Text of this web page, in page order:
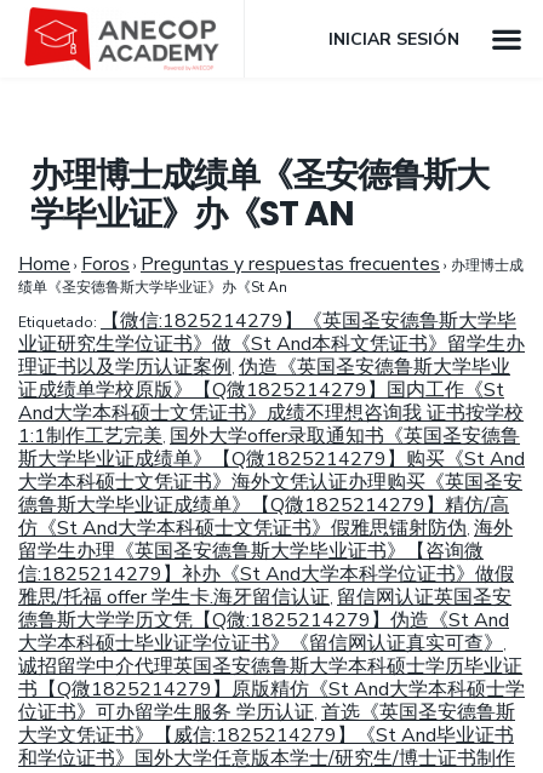
INICIAR SESIÓN
办理博士成绩单《圣安德鲁斯大
学毕业证》办《ST AN
Home › Foros › Preguntas y respuestas frecuentes › 办理博士成
绩单《圣安德鲁斯大学毕业证》办《St An
Etiquetado:
【微信:1825214279】《英国圣安德鲁斯大学毕
业证研究生学位证书》做《St And本科文凭证书》留学生办
理证书以及学历认证案例, 伪造《英国圣安德鲁斯大学毕业
证成绩单学校原版》【Q微1825214279】国内工作《St
And大学本科硕士文凭证书》成绩不理想咨询我 证书按学校
1:1制作工艺完美, 国外大学offer录取通知书《英国圣安德鲁
斯大学毕业证成绩单》【Q微1825214279】购买《St And
大学本科硕士文凭证书》海外文凭认证办理购买《英国圣安
德鲁斯大学毕业证成绩单》【Q微1825214279】精仿/高
仿《St And大学本科硕士文凭证书》假雅思镭射防伪, 海外
留学生办理《英国圣安德鲁斯大学毕业证书》【咨询微
信:1825214279】补办《St And大学本科学位证书》做假
雅思/托福 offer 学生卡.海牙留信认证, 留信网认证英国圣安
德鲁斯大学学历文凭【Q微:1825214279】伪造《St And
大学本科硕士毕业证学位证书》《留信网认证真实可查》
,
诚招留学中介代理英国圣安德鲁斯大学本科硕士学历毕业证
书【Q微1825214279】原版精仿《St And大学本科硕士学
位证书》可办留学生服务 学历认证, 首选《英国圣安德鲁斯
大学文凭证书》【威信:1825214279】《St And毕业证书
和学位证书》国外大学任意版本学士/研究生/博士证书制作